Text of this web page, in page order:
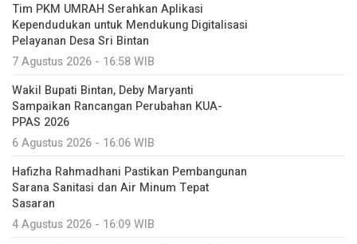
Tim PKM UMRAH Serahkan Aplikasi
Kependudukan untuk Mendukung Digitalisasi
Pelayanan Desa Sri Bintan
7 Agustus 2026 - 16:58 WIB
Wakil Bupati Bintan, Deby Maryanti
Sampaikan Rancangan Perubahan KUA-
PPAS 2026
6 Agustus 2026 - 16:06 WIB
Hafizha Rahmadhani Pastikan Pembangunan
Sarana Sanitasi dan Air Minum Tepat
Sasaran
4 Agustus 2026 - 16:09 WIB